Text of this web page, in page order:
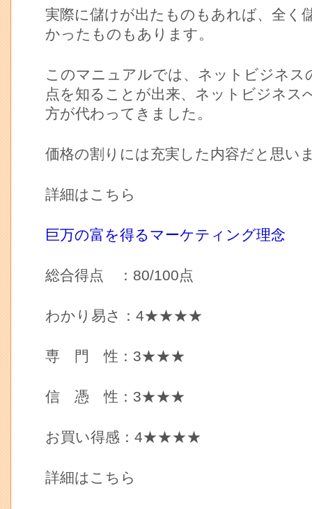
実際に儲けが出たものもあれば、全く
かったものもあります。
このマニュアルでは、ネットビジネス
点を知ることが出来、ネットビジネス
方が代わってきました。
価格の割りには充実した内容だと思い
詳細はこちら
巨万の富を得るマーケティング理念
総合得点 ：80/100点
わかり易さ：4★★★★
専 門 性：3★★★
信 憑 性：3★★★
お買い得感：4★★★★
詳細はこちら